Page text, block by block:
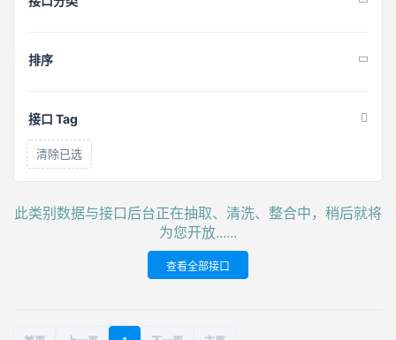
排序
接口 Tag
清除已选
此类别数据与接口后台正在抽取、清洗、整合中，稍后就将
为您开放......
查看全部接口